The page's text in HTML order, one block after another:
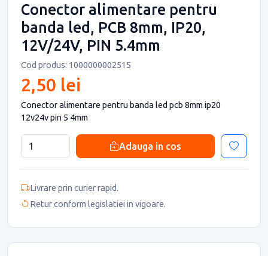
Conector alimentare pentru
banda led, PCB 8mm, IP20,
12V/24V, PIN 5.4mm
Cod produs: 1000000002515
2,50 lei
Conector alimentare pentru banda led pcb 8mm ip20
12v24v pin 5 4mm
Adauga in cos
Livrare prin curier rapid.
Retur conform legislatiei in vigoare.